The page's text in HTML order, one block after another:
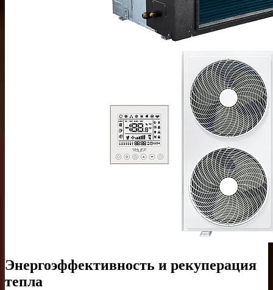
Энергоэффективность и рекуперация
тепла